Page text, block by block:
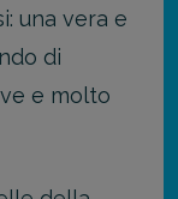
una vera e
di
e molto